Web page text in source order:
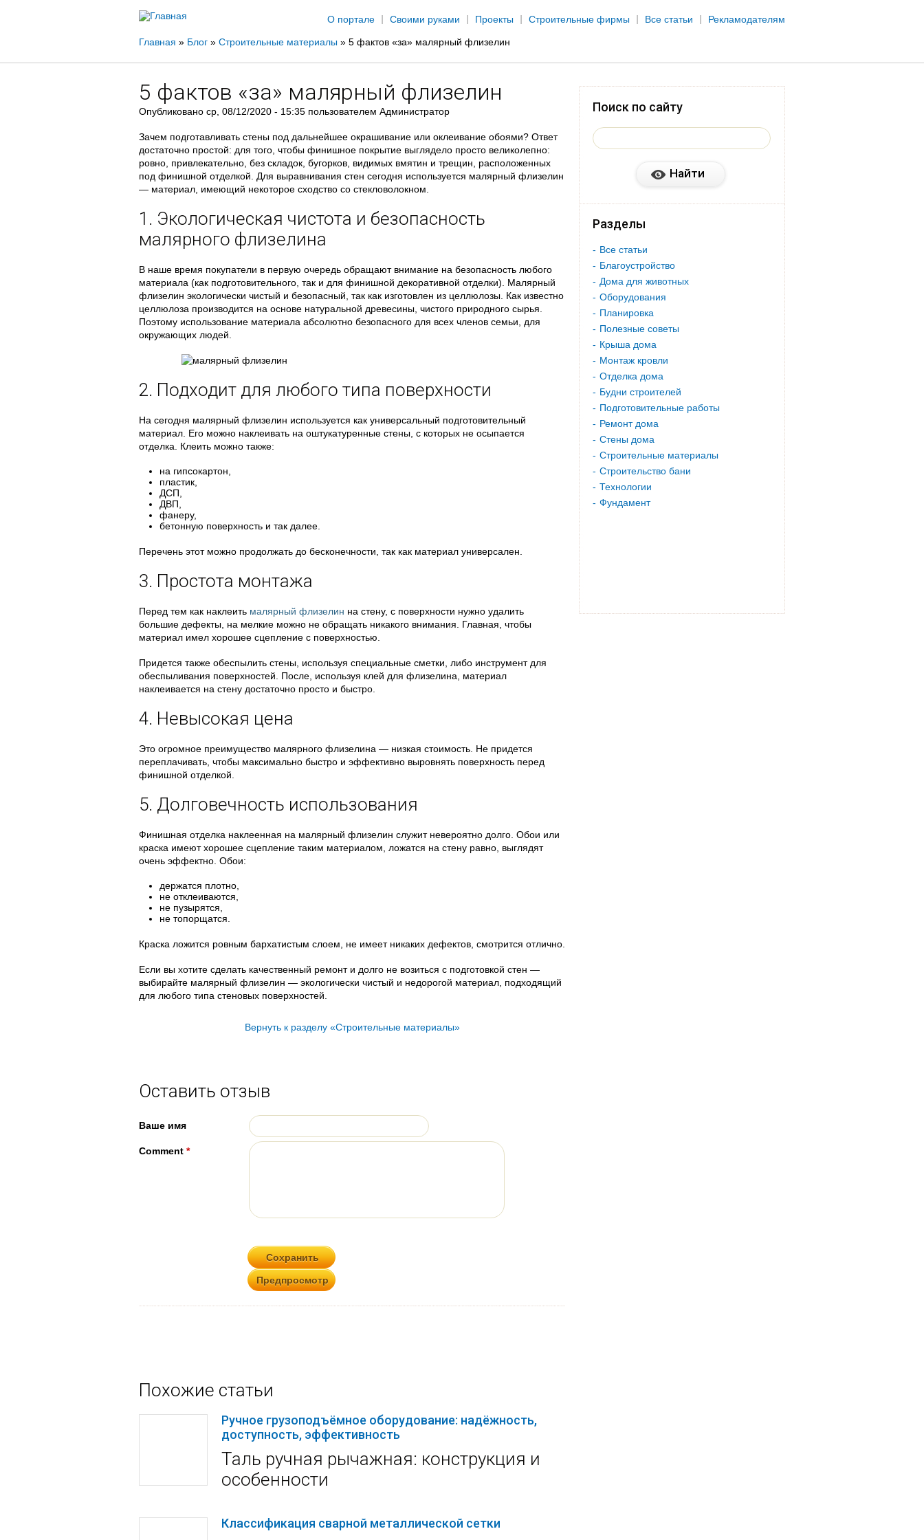
О портале
Своими руками Проекты Строительные фирмы Все статьи Рекламодателям
Вы
здесь
Главная » Блог » Строительные материалы » 5 фактов «за» малярный флизелин
5 фактов «за» малярный флизелин
Опубликовано ср, 08/12/2020 - 15:35 пользователем Администратор
Зачем подготавливать стены под дальнейшее окрашивание или оклеивание обоями? Ответ
достаточно простой: для того, чтобы финишное покрытие выглядело просто великолепно:
ровно, привлекательно, без складок, бугорков, видимых вмятин и трещин, расположенных
под финишной отделкой. Для выравнивания стен сегодня используется малярный флизелин
— материал, имеющий некоторое сходство со стекловолокном.
1. Экологическая чистота и безопасность
малярного флизелина
В наше время покупатели в первую очередь обращают внимание на безопасность любого
материала (как подготовительного, так и для финишной декоративной отделки). Малярный
флизелин экологически чистый и безопасный, так как изготовлен из целлюлозы. Как известно
целлюлоза производится на основе натуральной древесины, чистого природного сырья.
Поэтому использование материала абсолютно безопасного для всех членов семьи, для
окружающих людей.
2. Подходит для любого типа поверхности
На сегодня малярный флизелин используется как универсальный подготовительный
материал. Его можно наклеивать на оштукатуренные стены, с которых не осыпается
отделка. Клеить можно также:
на гипсокартон,
пластик,
ДСП,
ДВП,
фанеру,
бетонную поверхность и так далее.
Перечень этот можно продолжать до бесконечности, так как материал универсален.
3. Простота монтажа
Перед тем как наклеить малярный флизелин на стену, с поверхности нужно удалить
большие дефекты, на мелкие можно не обращать никакого внимания. Главная, чтобы
материал имел хорошее сцепление с поверхностью.
Придется также обеспылить стены, используя специальные сметки, либо инструмент для
обеспыливания поверхностей. После, используя клей для флизелина, материал
наклеивается на стену достаточно просто и быстро.
4. Невысокая цена
Это огромное преимущество малярного флизелина — низкая стоимость. Не придется
переплачивать, чтобы максимально быстро и эффективно выровнять поверхность перед
финишной отделкой.
5. Долговечность использования
Финишная отделка наклеенная на малярный флизелин служит невероятно долго. Обои или
краска имеют хорошее сцепление таким материалом, ложатся на стену равно, выглядят
очень эффектно. Обои:
держатся плотно,
не отклеиваются,
не пузырятся,
не топорщатся.
Краска ложится ровным бархатистым слоем, не имеет никаких дефектов, смотрится отлично.
Если вы хотите сделать качественный ремонт и долго не возиться с подготовкой стен —
выбирайте малярный флизелин — экологически чистый и недорогой материал, подходящий
для любого типа стеновых поверхностей.
Вернуть к разделу «Строительные материалы»
Оставить отзыв
Ваше имя
Comment *
Похожие статьи
Ручное грузоподъёмное оборудование: надёжность,
доступность, эффективность
Таль ручная рычажная: конструкция и
особенности
Классификация сварной металлической сетки
Поиск по сайту
Разделы
Все статьи
Благоустройство
Дома для животных
Оборудования
Планировка
Полезные советы
Крыша дома
Монтаж кровли
Отделка дома
Будни строителей
Подготовительные работы
Ремонт дома
Стены дома
Строительные материалы
Строительство бани
Технологии
Фундамент